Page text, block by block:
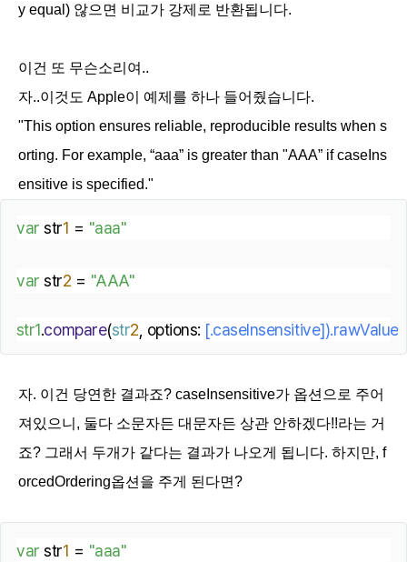
y equal) 않으면 비교가 강제로 반환됩니다.
이건 또 무슨소리여..
자..이것도 Apple이 예제를 하나 들어줬습니다.
"This option ensures reliable, reproducible results when s
orting. For example, “aaa” is greater than "AAA” ifcaseIns
ensitive is specified."
var str1 = "aaa"
var str2 = "AAA"
str1.compare(str2 , options: [.caseInsensitive]).rawValue
자. 이건 당연한 결과죠? caseInsensitive가 옵션으로 주어
져있으니, 둘다 소문자든 대문자든 상관 안하겠다!!라는 거
죠? 그래서 두개가 같다는 결과가 나오게 됩니다. 하지만, f
orcedOrdering옵션을 주게 된다면?
var str1 = "aaa"